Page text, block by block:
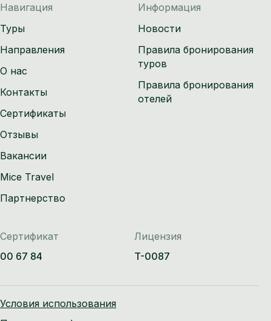
Навигация
Туры
Направления
О нас
Контакты
Сертификаты
Отзывы
Вакансии
Mice Travel
Партнерство
Информация
Новости
Правила бронирования
туров
Правила бронирования
отелей
Сертификат
00 67 84
Лицензия
T-0087
Условия использования